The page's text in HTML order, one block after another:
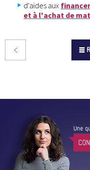
d'aides aux
et à l'achat de
Une